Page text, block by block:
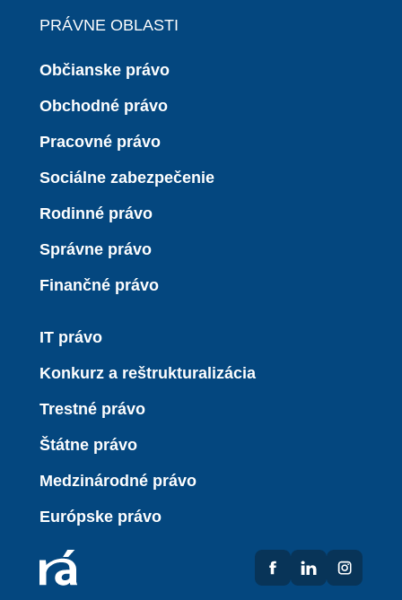
PRÁVNE OBLASTI
Občianske právo
Obchodné právo
Pracovné právo
Sociálne zabezpečenie
Rodinné právo
Správne právo
Finančné právo
IT právo
Konkurz a reštrukturalizácia
Trestné právo
Štátne právo
Medzinárodné právo
Európske právo